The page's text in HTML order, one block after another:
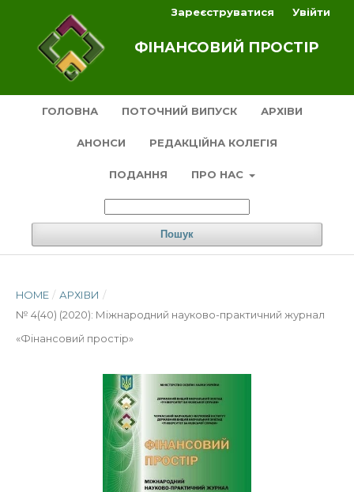
ФІНАНСОВИЙ ПРОСТІР
ГОЛОВНА ПОТОЧНИЙ ВИПУСК АРХІВИ
АНОНСИ РЕДАКЦІЙНА КОЛЕГІЯ
ПОДАННЯ ПРО НАС
Пошук
Зареєструватися Увійти
HOME / АРХІВИ /
№ 4(40) (2020): Міжнародний науково-практичний журнал
«Фінансовий простір»